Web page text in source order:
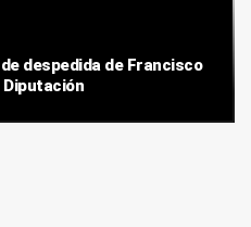
despedida de Francisco
Diputación